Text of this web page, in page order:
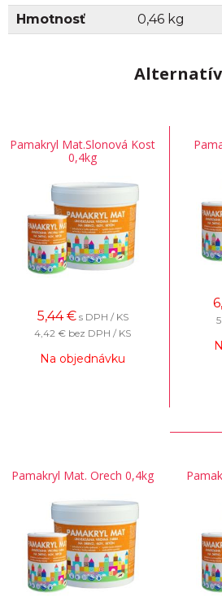
Hmotnosť 0,46 kg
Pamakryl Mat.Slonová Kost
0,4kg
5,44 € s DPH / KS
4,42 € bez DPH / KS
Na objednávku
Pamakryl Mat. Orech 0,4kg